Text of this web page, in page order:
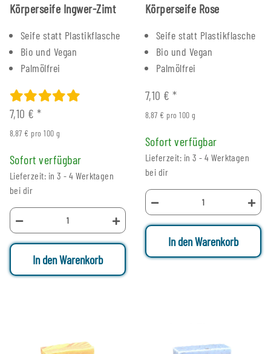
Körperseife Ingwer-Zimt
Seife statt Plastikflasche
Bio und Vegan
Palmölfrei
7,10 €*
8,87 € pro 100 g
Sofort verfügbar
Lieferzeit: in 3 - 4 Werktagen
bei dir
In den Warenkorb
Körperseife Rose
Seife statt Plastikflasche
Bio und Vegan
Palmölfrei
7,10 €*
8,87 € pro 100 g
Sofort verfügbar
Lieferzeit: in 3 - 4 Werktagen
bei dir
In den Warenkorb